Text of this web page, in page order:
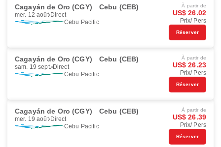
Cagayán de Oro (CGY) Cebu (CEB)
mer. 12 août Direct
Cebu Pacific
À partir de
US$ 26.02
Prix/ Pers
Réserver
Cagayán de Oro (CGY) Cebu (CEB)
sam. 19 sept. Direct
Cebu Pacific
À partir de
US$ 26.23
Prix/ Pers
Réserver
Cagayán de Oro (CGY) Cebu (CEB)
mer. 19 août Direct
Cebu Pacific
À partir de
US$ 26.39
Prix/ Pers
Réserver